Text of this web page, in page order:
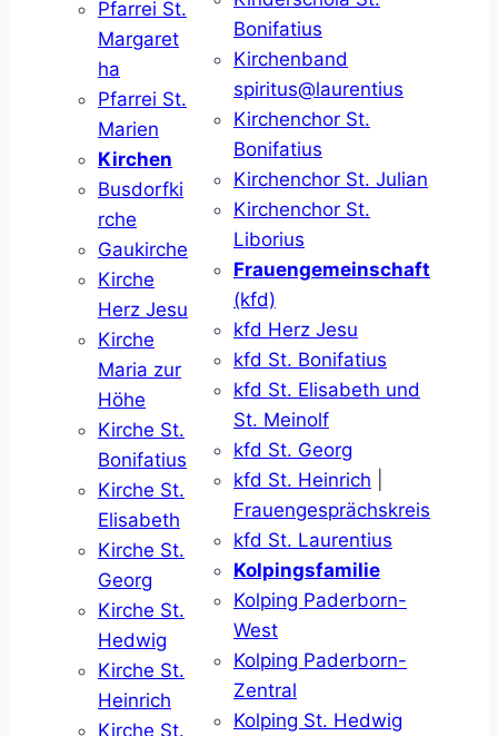
Pfarrei St.
Margaret
ha
Pfarrei St.
Marien
Kirchen
Busdorfki
rche
Gaukirche
Kirche
Herz Jesu
Kirche
Maria zur
Höhe
Kirche St.
Bonifatius
Kirche St.
Elisabeth
Kirche St.
Georg
Kirche St.
Hedwig
Kirche St.
Heinrich
Kirche St.
Bonifatius
Kirchenband
spiritus@laurentius
Kirchenchor St.
Bonifatius
Kirchenchor St. Julian
Kirchenchor St.
Liborius
Frauengemeinschaft
(kfd)
kfd Herz Jesu
kfd St. Bonifatius
kfd St. Elisabeth und
St. Meinolf
kfd St. Georg
kfd St. Heinrich
Frauengesprächskreis
kfd St. Laurentius
Kolpingsfamilie
Kolping Paderborn-
West
Kolping Paderborn-
Zentral
Kolping St. Hedwig